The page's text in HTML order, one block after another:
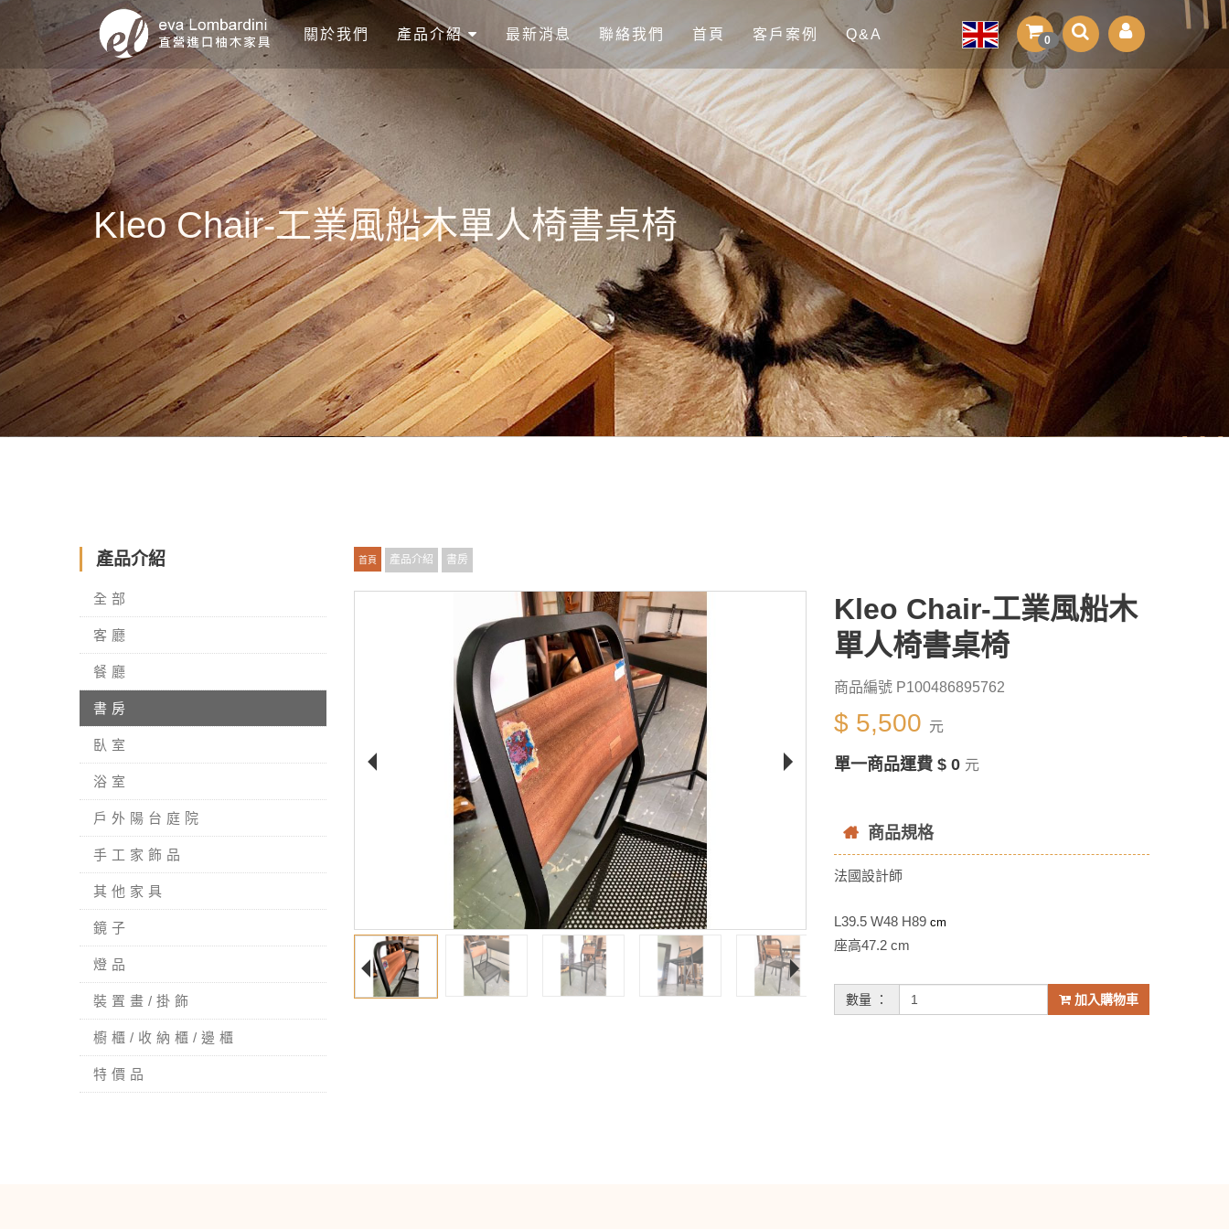
關於我們 產品介紹 最新消息 聯絡我們 首頁 客戶案例 Q&A 0
Kleo Chair-工業風船木單人椅書桌椅
產品介紹
全部
客廳
餐廳
書房
臥室
浴室
戶外陽台庭院
手工家飾品
其他家具
鏡子
燈品
裝置畫/掛飾
櫥櫃/收納櫃/邊櫃
特價品
首頁 產品介紹 書房
Kleo Chair-工業風船木
單人椅書桌椅
商品編號 P100486895762
$ 5,500 元
單一商品運費 $ 0 元
商品規格
法國設計師
L39.5 W48 H89 cm
座高47.2 cm
數量 ： 加入購物車